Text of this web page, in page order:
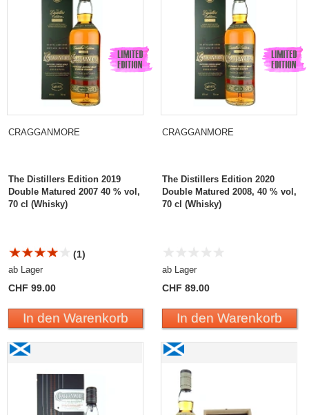
CRAGGANMORE
The Distillers Edition 2019
Double Matured 2007 40 % vol,
70 cl (Whisky)
(1)
ab Lager
CHF 99.00
In den Warenkorb
CRAGGANMORE
The Distillers Edition 2020
Double Matured 2008, 40 % vol,
70 cl (Whisky)
ab Lager
CHF 89.00
In den Warenkorb
Cragganmore Special Release 2016Cragganmore 12 Years
Whisky Geschenkset